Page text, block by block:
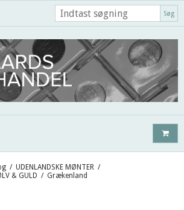
Søg
/ UDENLANDSKE MØNTER /
& GULD / Grækenland